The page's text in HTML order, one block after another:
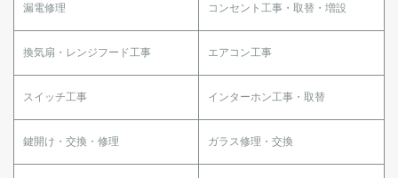
漏電修理 コンセント工事・取替・増設
換気扇・レンジフード工事 エアコン工事
スイッチ工事 インターホン工事・取替
鍵開け・交換・修理 ガラス修理・交換